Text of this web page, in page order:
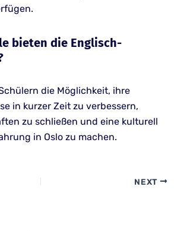
bieten die Englisch-
die Möglichkeit, ihre
in kurzer Zeit zu verbessern,
zu schließen und eine kulturell
in Oslo zu machen.
NEXT